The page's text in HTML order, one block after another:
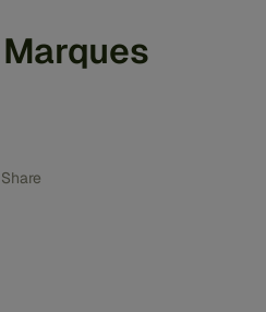
Share